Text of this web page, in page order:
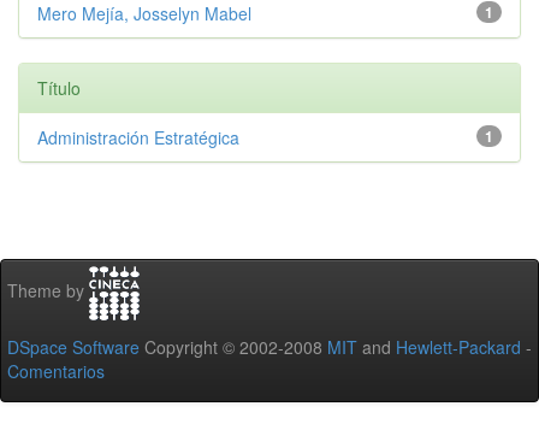
1
Mero Mejía, Josselyn Mabel
Título
1
Administración Estratégica
Theme by
DSpace Software Copyright © 2002-2008 MIT and Hewlett-Packard -
Comentarios